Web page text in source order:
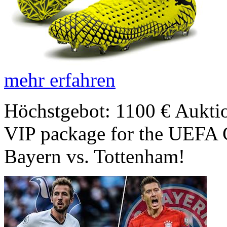
mehr erfahren
Höchstgebot: 1100 €
VIP package for the UEFA
Bayern vs. Tottenham!